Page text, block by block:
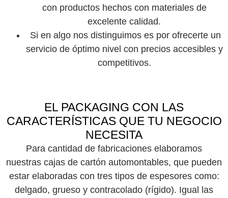
con productos hechos con materiales de
excelente calidad.
Si en algo nos distinguimos es por ofrecerte un
servicio de óptimo nivel con precios accesibles y
competitivos.
EL PACKAGING CON LAS
CARACTERÍSTICAS QUE TU NEGOCIO
NECESITA
Para cantidad de fabricaciones elaboramos
nuestras cajas de cartón automontables, que pueden
estar elaboradas con tres tipos de espesores como:
delgado, grueso y contracolado (rígido). Igual las